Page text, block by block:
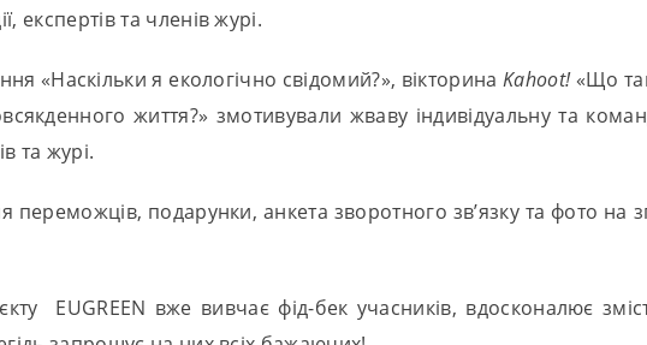
експертів та членів журі.
«Наскільки я екологічно свідомий?», вікторинаKahoot!«Що
життя?» змотивували жваву індивідуальну та
та журі.
переможців, подарунки, анкета зворотного зв’язку та фото
EUGREEN вже вивчає фід-бек учасників, вдосконалює